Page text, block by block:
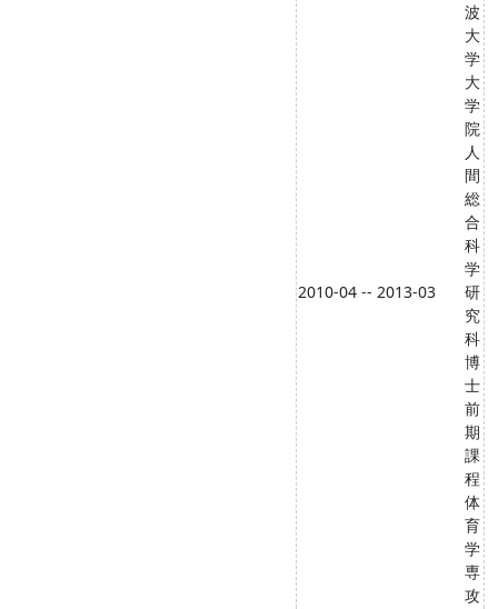
2010-04 -- 2013-03
波
大
学
大
学
院
人
間
総
合
科
学
研
究
科
博
士
前
期
課
程
体
育
学
専
攻